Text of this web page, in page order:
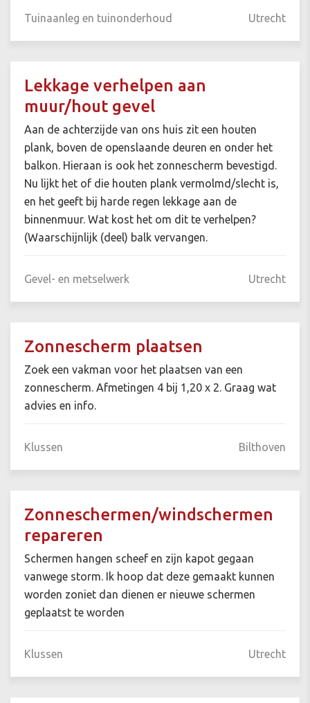
Tuinaanleg en tuinonderhoud Utrecht
Lekkage verhelpen aan
muur/hout gevel
Aan de achterzijde van ons huis zit een houten
plank, boven de openslaande deuren en onder het
balkon. Hieraan is ook het zonnescherm bevestigd.
Nu lijkt het of die houten plank vermolmd/slecht is,
en het geeft bij harde regen lekkage aan de
binnenmuur. Wat kost het om dit te verhelpen?
(Waarschijnlijk (deel) balk vervangen.
Gevel- en metselwerk Utrecht
Zonnescherm plaatsen
Zoek een vakman voor het plaatsen van een
zonnescherm. Afmetingen 4 bij 1,20 x 2. Graag wat
advies en info.
Klussen Bilthoven
Zonneschermen/windschermen
repareren
Schermen hangen scheef en zijn kapot gegaan
vanwege storm. Ik hoop dat deze gemaakt kunnen
worden zoniet dan dienen er nieuwe schermen
geplaatst te worden
Klussen Utrecht